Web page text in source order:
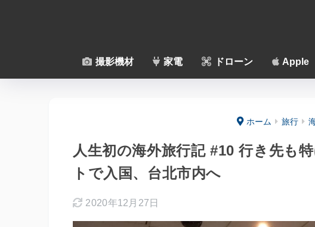
撮影機材 家電 ドローン Apple
ホーム 旅行
人生初の海外旅行記 #10 行き先も
トで入国、台北市内へ
2020年12月27日